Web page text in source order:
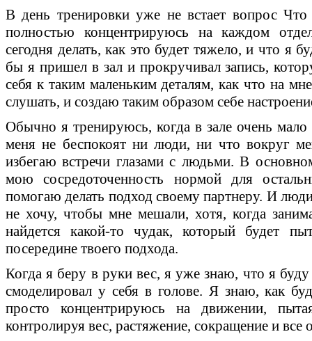
В день тренировки уже не встает вопрос
полностью концентрируюсь на каждом
сегодня делать, как это будет тяжело, и что я
бы я пришел в зал и прокручивал запись,
себя к таким маленьким деталям, как что на
слушать, и создаю таким образом себе
Обычно я тренируюсь, когда в зале очень
меня не беспокоят ни люди, ни что вокруг
избегаю встречи глазами с людьми. В
мою сосредоточенность нормой для
помогаю делать подход своему партнеру. И
не хочу, чтобы мне мешали, хотя, когда
найдется какой-то чудак, который будет
посередине твоего подхода.
Когда я беру в руки вес, я уже знаю, что я
смоделировал у себя в голове. Я знаю, как
просто концентрируюсь на движении,
контролируя вес, растяжение, сокращение и все